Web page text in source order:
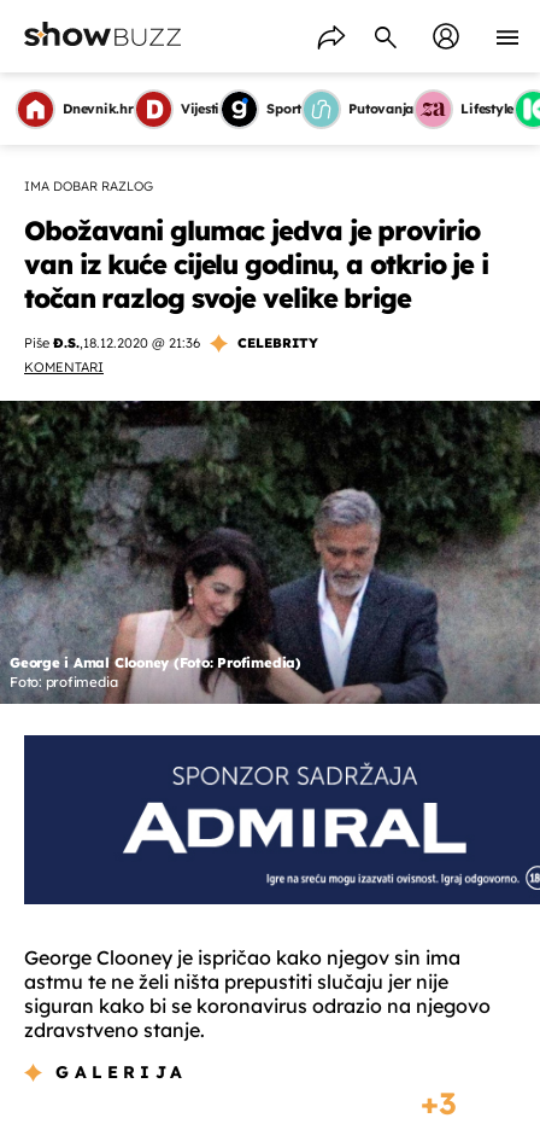
Dnevnik.hr Vijesti Sport Putovanja Lifestyle
IMA DOBAR RAZLOG
Obožavani glumac jedva je provirio
van iz kuće cijelu godinu, a otkrio je i
točan razlog svoje velike brige
Piše Đ.S.,18.12.2020 @ 21:36
CELEBRITY
KOMENTARI
George i Amal Clooney (Foto: Profimedia)
Foto: profimedia
George Clooney je ispričao kako njegov sin ima
astmu te ne želi ništa prepustiti slučaju jer nije
siguran kako bi se koronavirus odrazio na njegovo
zdravstveno stanje.
GALERIJA
3
OMOGUĆI OBAVIJESTI